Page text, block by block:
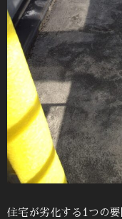
住宅が劣化する1つの